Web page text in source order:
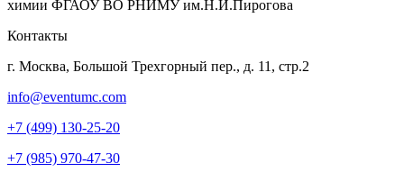
химии ФГАОУ ВО РНИМУ им.Н.И.Пирогова
Контакты
г. Москва, Большой Трехгорный пер., д. 11, стр.2
info@eventumc.com
+7 (499) 130-25-20
+7 (985) 970-47-30